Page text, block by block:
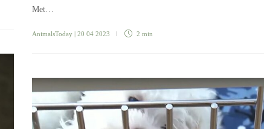
Met…
AnimalsToday | 20 04 2023 2 min